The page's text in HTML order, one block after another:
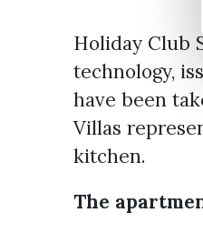
Holiday Club
technology,
have been
Villas
kitchen.
The